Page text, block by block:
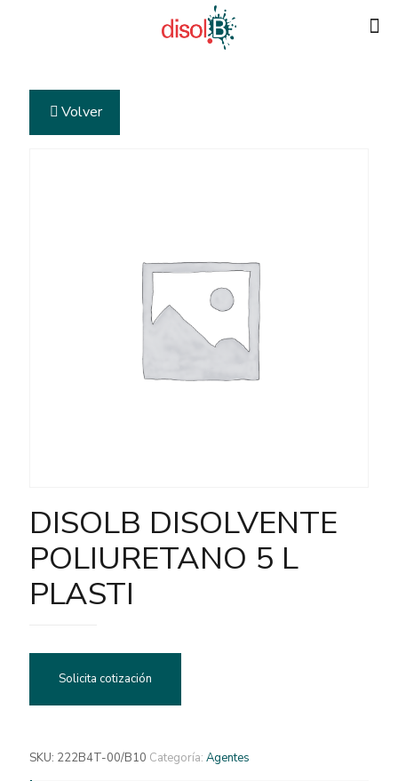
Volver
DISOLB DISOLVENTE
POLIURETANO 5 L
PLASTI
Solicita cotización
SKU: 222B4T-00/B10 Categoría: Agentes